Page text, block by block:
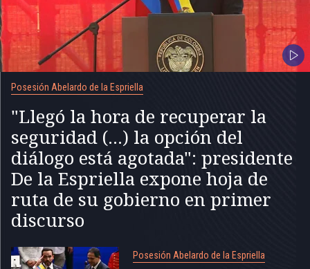
Posesión Abelardo de la Espriella
"Llegó la hora de recuperar la
seguridad (...) la opción del
diálogo está agotada": presidente
De la Espriella expone hoja de
ruta de su gobierno en primer
discurso
Posesión Abelardo de la Espriella